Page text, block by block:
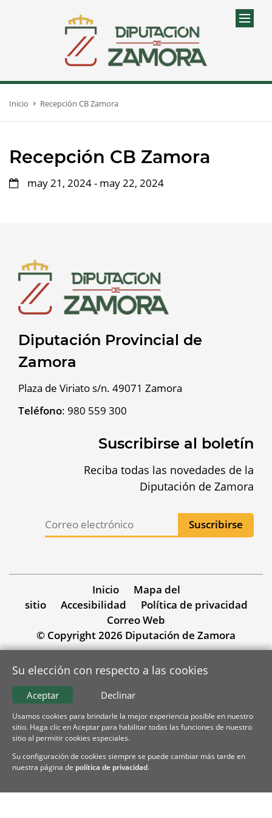
Inicio Recepción CB Zamora
Recepción CB Zamora
may 21, 2024 - may 22, 2024
Diputación Provincial de
Zamora
Plaza de Viriato s/n. 49071 Zamora
Teléfono: 980 559 300
Suscribirse al boletín
Reciba todas las novedades de la
Diputación de Zamora
Inicio
Mapa del
sitio
Accesibilidad
Política de privacidad
Correo Web
© Copyright 2026 Diputación de Zamora
Su elección con respecto a las cookies
Declinar
Aceptar
Usamos cookies para brindarle la mejor experiencia posible en nuestro
sitio. Haga clic en Aceptar para habilitar todas las funciones de nuestro
sitio al permitir cookies especiales.
Su configuración de cookies siempre se puede cambiar más tarde en
nuestra página de política de privacidad.